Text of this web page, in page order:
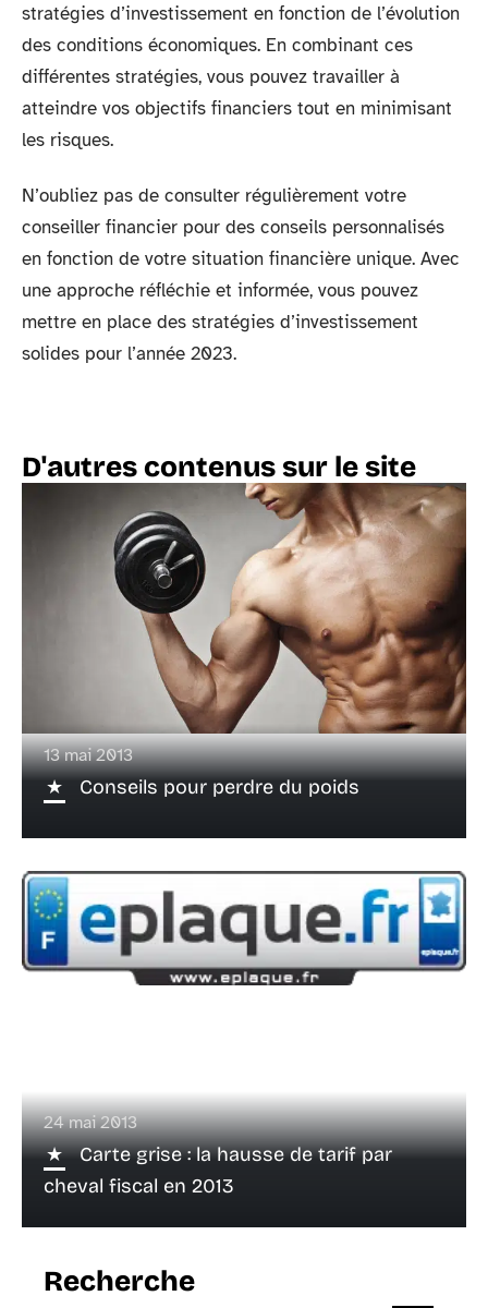
stratégies d’investissement en fonction de l’évolution
des conditions économiques. En combinant ces
différentes stratégies, vous pouvez travailler à
atteindre vos objectifs financiers tout en minimisant
les risques.
N’oubliez pas de consulter régulièrement votre
conseiller financier pour des conseils personnalisés
en fonction de votre situation financière unique. Avec
une approche réfléchie et informée, vous pouvez
mettre en place des stratégies d’investissement
solides pour l’année 2023.
D'autres contenus sur le site
13 mai 2013
Conseils pour perdre du poids
24 mai 2013
Carte grise : la hausse de tarif par
cheval fiscal en 2013
Recherche